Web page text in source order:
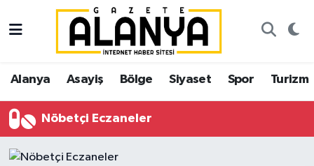
Alanya Asayiş Bölge Siyaset Spor Turizm
Nöbetçi Eczaneler
Alanya
Asayiş
Bölge
Siyaset
İstanbul Nöbetçi Eczaneler
İstanbul Hava Durumu
İstanbul Trafik Yoğunluk Haritası
Süper Lig Puan Durumu ve Fikstür